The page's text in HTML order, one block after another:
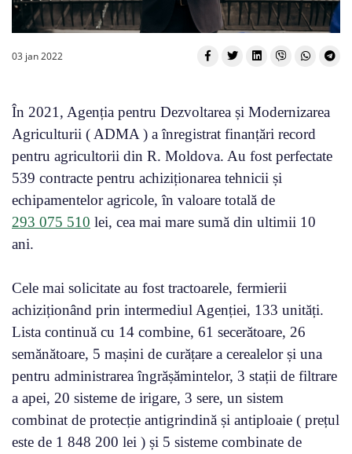
03 jan 2022
În 2021, Agenția pentru Dezvoltarea și Modernizarea
Agriculturii ( ADMA ) a înregistrat finanțări record
pentru agricultorii din R. Moldova. Au fost perfectate
539 contracte pentru achiziționarea tehnicii și
echipamentelor agricole, în valoare totală de
293 075 510 lei, cea mai mare sumă din ultimii 10
ani.
Cele mai solicitate au fost tractoarele, fermierii
achiziționând prin intermediul Agenției, 133 unități.
Lista continuă cu 14 combine, 61 secerătoare, 26
semănătoare, 5 mașini de curățare a cerealelor și una
pentru administrarea îngrășămintelor, 3 stații de filtrare
a apei, 20 sisteme de irigare, 3 sere, un sistem
combinat de protecție antigrindină și antiploaie ( prețul
este de 1 848 200 lei ) și 5 sisteme combinate de